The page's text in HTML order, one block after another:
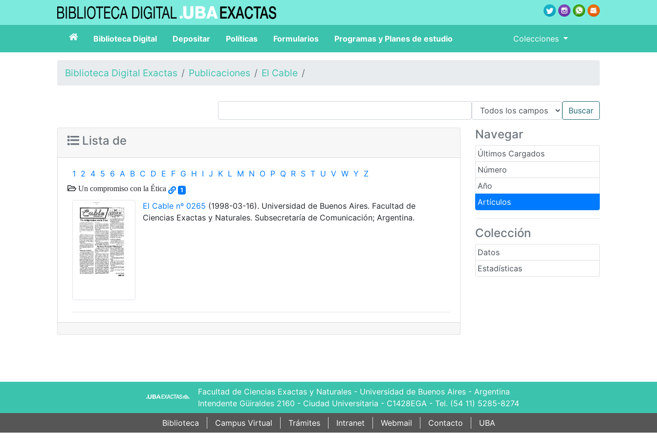
Biblioteca Digital Depositar Políticas Formularios Programas y Planes de estudio Colecciones
Biblioteca Digital Exactas Publicaciones El Cable
Navegar
Últimos Cargados
Número
Año
Artículos
Colección
Datos
Estadísticas
Lista de
1 2 4 5 6 A B C D E F G H I J K L M N O P Q R S T U V W Y Z
Un compromiso con la Ética 1
El Cable nº 0265 (1998-03-16). Universidad de Buenos Aires. Facultad de
Ciencias Exactas y Naturales. Subsecretaría de Comunicación; Argentina.
Facultad de Ciencias Exactas y Naturales - Universidad de Buenos Aires - Argentina
Intendente Güiraldes 2160 - Ciudad Universitaria - C1428EGA - Tel. (54 11) 5285-8274
Biblioteca
Campus Virtual Trámites Intranet Webmail Contacto UBA